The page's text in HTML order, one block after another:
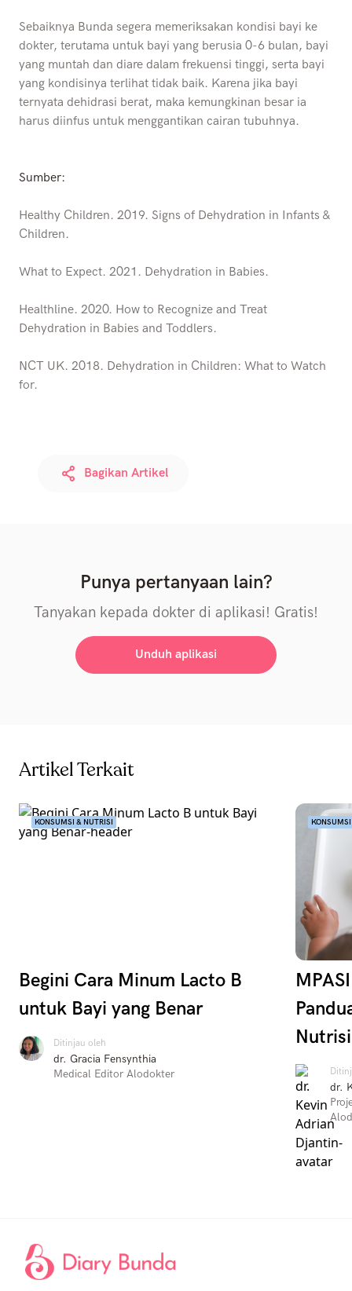
Sebaiknya Bunda segera memeriksakan kondisi bayi ke
dokter, terutama untuk bayi yang berusia 0-6 bulan, bayi
yang muntah dan diare dalam frekuensi tinggi, serta bayi
yang kondisinya terlihat tidak baik. Karena jika bayi
ternyata dehidrasi berat, maka kemungkinan besar ia
harus diinfus untuk menggantikan cairan tubuhnya.
Sumber:
Healthy Children. 2019. Signs of Dehydration in Infants &
Children.
What to Expect. 2021. Dehydration in Babies.
Healthline. 2020. How to Recognize and Treat
Dehydration in Babies and Toddlers.
NCT UK. 2018. Dehydration in Children: What to Watch
for.
Bagikan Artikel
Punya pertanyaan lain?
Tanyakan kepada dokter di aplikasi! Gratis!
Unduh aplikasi
Artikel Terkait
KONSUMSI & NUTRISI
Begini Cara Minum Lacto B
untuk Bayi yang Benar
Ditinjau oleh
dr. Gracia Fensynthia
Medical Editor Alodokter
dr.